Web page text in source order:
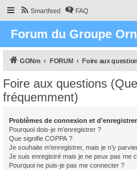
Smartfeed FAQ
Forum du Groupe
GONm FORUM
Foire aux questions
fréquemment)
Problèmes de connexion et
Pourquoi dois-je m’enregistrer ?
Que signifie COPPA ?
Je souhaite m’enregistrer, mais je n’y
Je suis enregistré mais je ne peux pas me
Pourquoi ne puis-je pas me connecter ?